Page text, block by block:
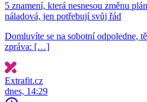
5 znamení, která nesnesou změnu
náladová, jen potřebují svůj řád
Domluvíte se na sobotní odpoledne,
zpráva: […]
Extrafit.cz
dnes, 14:29